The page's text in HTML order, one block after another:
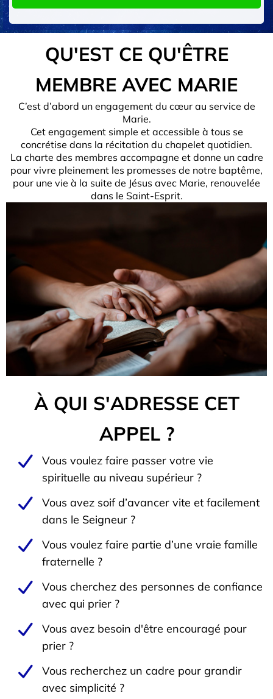
QU'EST CE QU'ÊTRE
MEMBRE AVEC MARIE
C’est d’abord un engagement du cœur au service de
Marie.
Cet engagement simple et accessible à tous se
concrétise dans la récitation du chapelet quotidien.
La charte des membres accompagne et donne un cadre
pour vivre pleinement les promesses de notre baptême,
pour une vie à la suite de Jésus avec Marie, renouvelée
dans le Saint-Esprit.
À QUI S'ADRESSE CET
APPEL ?
Vous voulez faire passer votre vie
spirituelle au niveau supérieur ?
Vous avez soif d’avancer vite et facilement
dans le Seigneur ?
Vous voulez faire partie d’une vraie famille
fraternelle ?
Vous cherchez des personnes de confiance
avec qui prier ?
Vous avez besoin d'être encouragé pour
prier ?
Vous recherchez un cadre pour grandir
avec simplicité ?